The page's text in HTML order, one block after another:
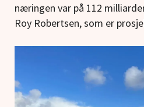
næringen var på 112
Roy Robertsen, som er